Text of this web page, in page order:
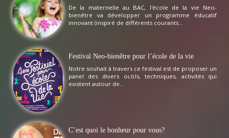
De la maternelle au BAC, l'école de la vie Neo-
bienêtre va développer un programme éducatif
innovant (inspiré de différents courants...
Festival Neo-bienêtre pour l’école de la vie
Notre souhait à travers ce festival est de proposer un
panel des divers outils, techniques, activités qui
existent autour de...
C’est quoi le bonheur pour vous?